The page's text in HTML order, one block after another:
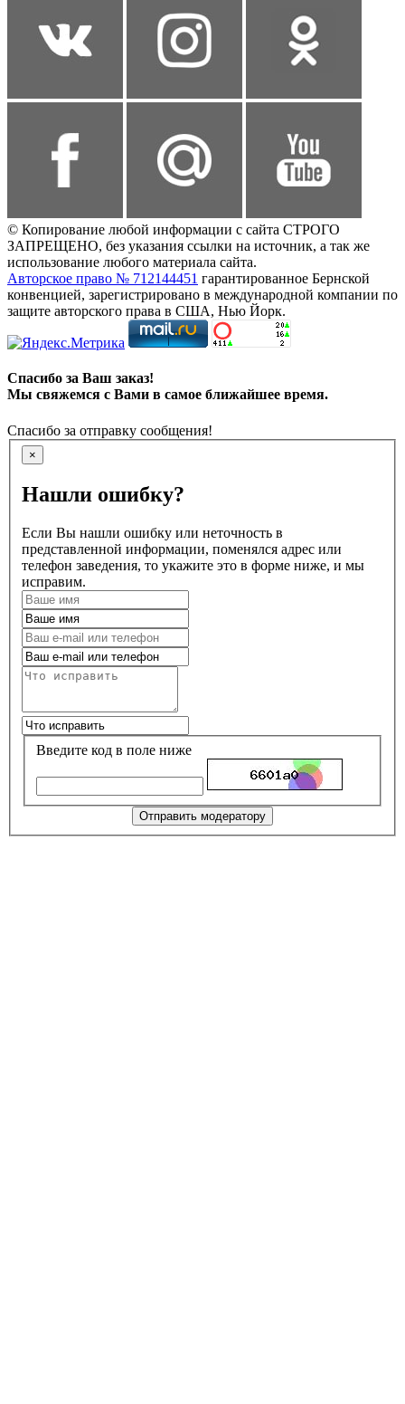
© Копирование любой информации с сайта СТРОГО
ЗАПРЕЩЕНО, без указания ссылки на источник, а так же
использование любого материала сайта.
Авторское право № 712144451 гарантированное Бернской
конвенцией, зарегистрировано в международной компании по
защите авторского права в США, Нью Йорк.
Спасибо за Ваш заказ!
Мы свяжемся с Вами в самое ближайшее время.
Спасибо за отправку сообщения!
×
Нашли ошибку?
Если Вы нашли ошибку или неточность в
представленной информации, поменялся адрес или
телефон заведения, то укажите это в форме ниже, и мы
исправим.
Введите код в поле ниже
Отправить модератору